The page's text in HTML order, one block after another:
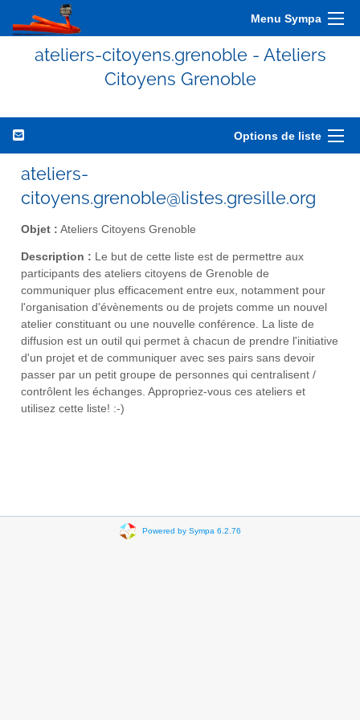
Menu Sympa
ateliers-citoyens.grenoble - Ateliers
Citoyens Grenoble
Options de liste
ateliers-
citoyens.grenoble@listes.gresille.org
Objet : Ateliers Citoyens Grenoble
Description : Le but de cette liste est de permettre aux
participants des ateliers citoyens de Grenoble de
communiquer plus efficacement entre eux, notamment pour
l'organisation d'évènements ou de projets comme un nouvel
atelier constituant ou une nouvelle conférence. La liste de
diffusion est un outil qui permet à chacun de prendre l'initiative
d'un projet et de communiquer avec ses pairs sans devoir
passer par un petit groupe de personnes qui centralisent /
contrôlent les échanges. Appropriez-vous ces ateliers et
utilisez cette liste! :-)
Powered by Sympa 6.2.76